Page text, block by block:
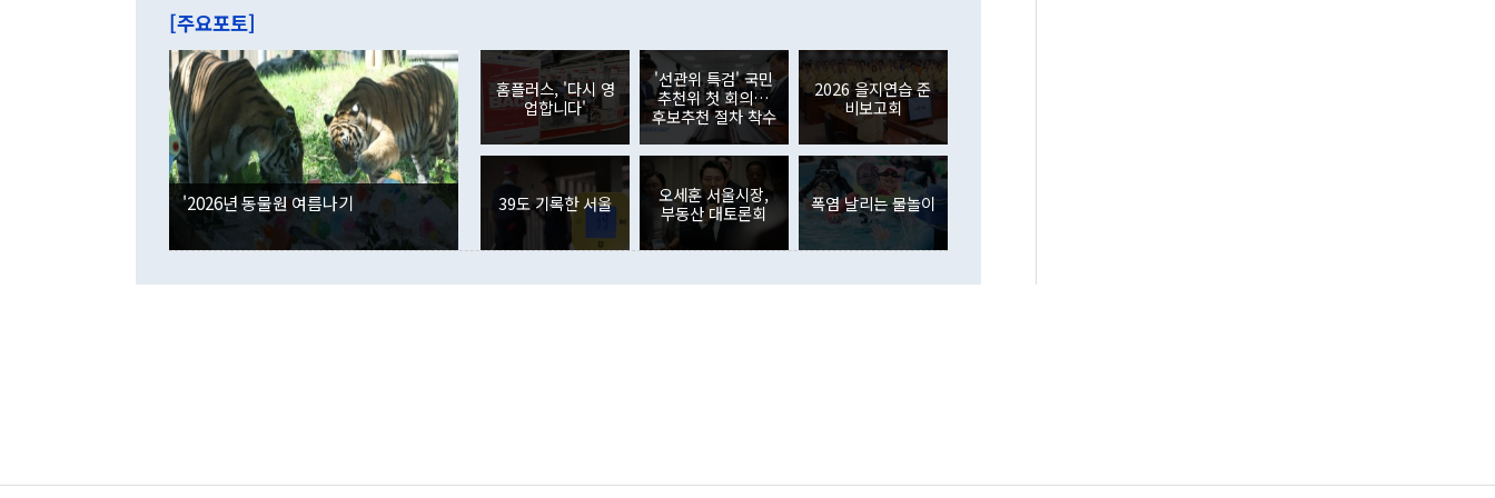
이 9월 러시아 블라디보스토크에서 열리는 '동방경제포럼(EEF)'을 언급하
며 "정부 차원에서 (참석을) 검토하고 있다"고 발언한 데 대해서도 조 장관
은 "그것은 외교부의 몫"이라며 "아직 거기까지 진도가 나가지 않았다"고
잘랐다. 정 장관이 이날 소개한 대북 구상과 설명은 정부 내 조율을 거치지
않았다는 점에서 문제가 있다. 특히 주적 표현 대체와 국호 사용, 9·19 군
사합의 복원, 4자회담 추진 등은 통일부 장관이 결정할 사안이 아니어서 월
권이라는 지적이 나오고 있다. 이 대통령은 정 장관의 업무보고를 듣고 난
뒤 "여기 업무보고에 발표했다고 승인난 건 아니다"라고 재차 확인했다. 정
부의 한 소식통은 "정 장관의 발언 내용은 대부분 국가안전보장회의(NSC)
를 거쳐 결정된 사안이 아닌 정 장관의 개인적 생각에 가깝다"며 "안보 관
련 부처 장관이 정부의 공식 정책이 아닌 사안을 추진하겠다고 업무보고를
하고 대통령의 면전에서 '국군통수권자가 나서야 한다'고 주장한 것은 심각
이나 미국은 북한에 선비핵화를 공식적으로 요구한 적이 없기 때문이다. 지
였던 올해 3월(369억9000만달러)을 넘어선 것이다. 직접투자에서는 내국
인의 해외투자가 80억1000만달러, 외국인의 국내투자가 46억3000만달러
각각 증가했다. 증권투자에서는 외국인의 국내 주식 매도세가 이어졌다. 외
국인의 국내 주식 투자는 차익실현 매도 등의 영향으로 316억1000만달러
감소하며 전월(-310억5000만달러)에 이어 역대 최대 순매도 기록을 다시
경신했다. 외국인의 국내 채권투자는 세계국채지수(WGBI) 자금 유입에도
분기 말 만기도래 영향으로 증가 폭이 줄어든 52억9000만달러를 기록했
다. 내국인의 해외 증권투자는 주식을 중심으로 35억6000만달러 증가했
다. eoyn2@newspim.com
[주요포토]
'2026년 동물원 여름나기
홈플러스, '다시 영
업합니다'
'선관위 특검' 국민
추천위 첫 회의…
후보추천 절차 착수
2026 을지연습 준
비보고회
39도 기록한 서울
오세훈 서울시장,
부동산 대토론회
폭염 날리는 물놀이